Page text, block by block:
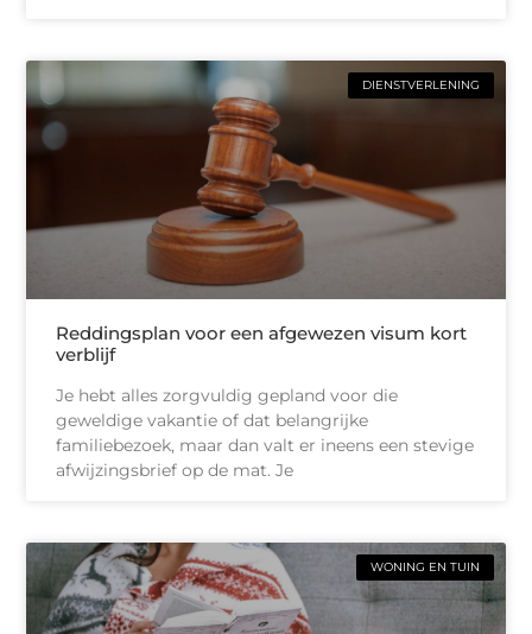
DIENSTVERLENING
Reddingsplan voor een afgewezen visum kort
verblijf
Je hebt alles zorgvuldig gepland voor die
geweldige vakantie of dat belangrijke
familiebezoek, maar dan valt er ineens een stevige
afwijzingsbrief op de mat. Je
WONING EN TUIN